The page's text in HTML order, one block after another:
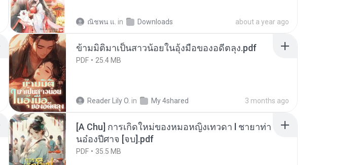
ณิชพน แ. in Downloads about a year ago
ข้ามมิติมาเป็นสาวน้อยในอุ้งมือของอดีตลุง.pdf
PDF 25.4 MB
Reader Lily O. in My 4shared 3 months ago
[A Chu] การเกิดใหม่ของหมอหญิงเทวดา l ชายาท่า
นอ๋องปีศาจ [จบ].pdf
PDF 35.5 MB